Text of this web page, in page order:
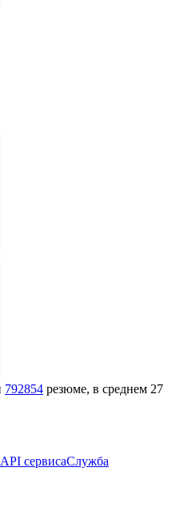
792854 резюме, в среднем 27
API сервисаСлужба